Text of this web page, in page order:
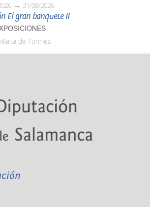
31/08/2026
El gran banquete II
de Tormes